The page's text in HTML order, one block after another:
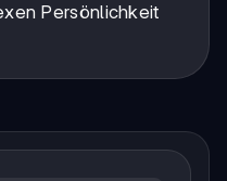
Persönlichkeit